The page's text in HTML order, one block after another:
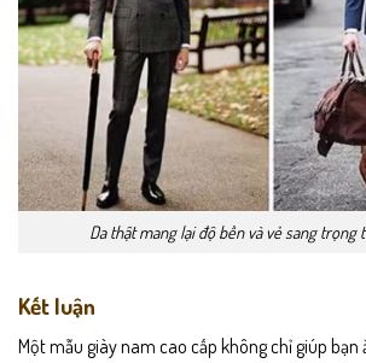
Da thật mang lại độ bền và vẻ sang trọng
Kết luận
Một mẫu giày nam cao cấp không chỉ giúp bạn